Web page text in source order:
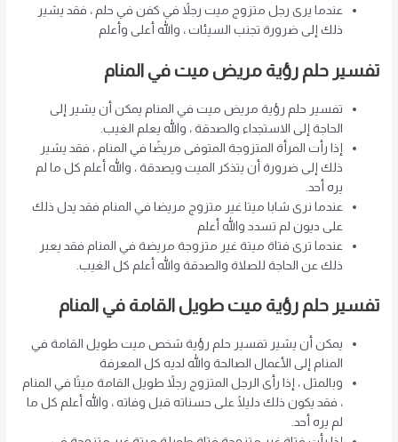
عندما يرى رجل متزوج ميت رجلاً في كفن في حلم ، فقد يشير
ذلك إلى ضرورة تجنب السيئات ، والله أعلى وأعلم
تفسير حلم رؤية مريض ميت في المنام
تفسير حلم رؤية مريض ميت في المنام يمكن أن يشير إلى
الحاجة إلى الاستجداء والصدقة ، والله يعلم الغيب.
إذا رأت المرأة المتزوجة المتوفى مريضًا في المنام ، فقد يشير
ذلك إلى ضرورة أن يتذكر الميت ويصدقة ، والله أعلم كل ما لم
يره أحد.
عندما نرى شابا ميتا غير متزوج مريضا في المنام فقد يدل ذلك
على ديون لم تسدد والله أعلم
عندما ترى فتاة ميتة غير متزوجة مريضة في المنام فقد يعبر
ذلك عن الحاجة للصلاة والصدقة والله أعلم كل الغيب.
تفسير حلم رؤية ميت طويل القامة في المنام
يمكن أن يشير تفسير حلم رؤية شخص ميت طويل القامة في
المنام إلى الأعمال الصالحة والله لديه كل المعرفة
وبالمثل ، إذا رأى الرجل المتزوج رجلاً طويل القامة ميتًا في المنام
، فقد يكون ذلك دليلًا على حسناته قبل وفاته ، والله أعلم كل ما
لم يره أحد.